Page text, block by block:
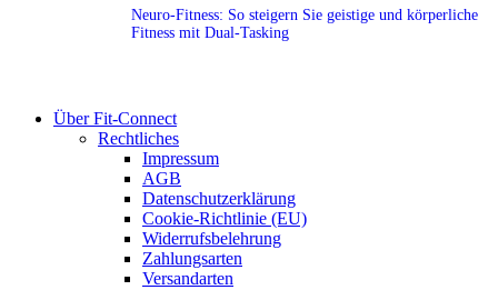
Neuro-Fitness: So steigern Sie geistige und körperliche
Fitness mit Dual-Tasking
Über Fit-Connect
Rechtliches
Impressum
AGB
Datenschutzerklärung
Cookie-Richtlinie (EU)
Widerrufsbelehrung
Zahlungsarten
Versandarten